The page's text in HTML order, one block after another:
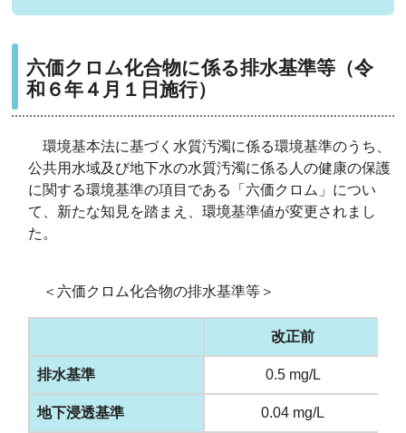
六価クロム化合物に係る排水基準等（令
和６年４月１日施行）
環境基本法に基づく水質汚濁に係る環境基準のうち、
公共用水域及び地下水の水質汚濁に係る人の健康の保護
に関する環境基準の項目である「六価クロム」につい
て、新たな知見を踏まえ、環境基準値が変更されまし
た。
＜六価クロム化合物の排水基準等＞
改正前
排水基準 0.5 mg/L
地下浸透基準 0.04 mg/L